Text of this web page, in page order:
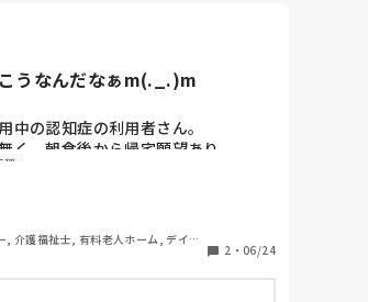
ぱりした方がいいですよ！〇〇さんの為
したんですよ？」などと可愛く言ってい
乗り切れてます笑
です笑
うなんだなぁm(._.)m
中の認知症の利用者さん。
く、朝食後から帰宅願望あり
早番も日勤も対応せずに黙々と業務
設内をぐるぐる巡り、時々洗濯物を
て何とか休憩時間ギリギリまで対応
了間近になり、勤務態度が悪い新人
すぐ、「家に帰れるわけないだろ、
穏
, 介護福祉士, 有料老人ホーム, デイサ
2 ・ 06/24